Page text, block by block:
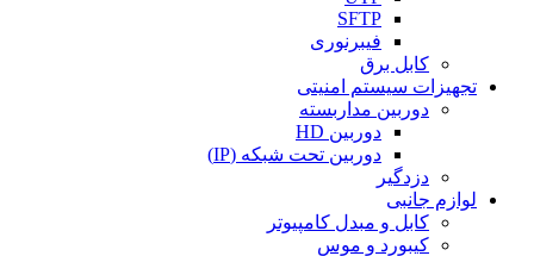
SFTP
فیبرنوری
کابل برق
تجهیزات سیستم امنیتی
دوربین مداربسته
دوربین HD
دوربین تحت شبکه (IP)
دزدگیر
لوازم جانبی
کابل و مبدل کامپیوتر
کیبورد و موس